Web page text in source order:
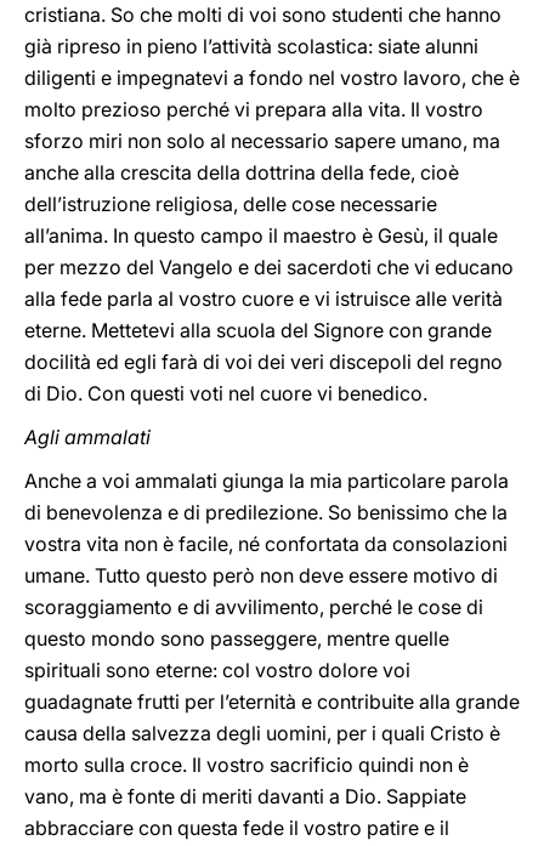
cristiana. So che molti di voi sono studenti che hanno
già ripreso in pieno l’attività scolastica: siate alunni
diligenti e impegnatevi a fondo nel vostro lavoro, che è
molto prezioso perché vi prepara alla vita. Il vostro
sforzo miri non solo al necessario sapere umano, ma
anche alla crescita della dottrina della fede, cioè
dell’istruzione religiosa, delle cose necessarie
all’anima. In questo campo il maestro è Gesù, il quale
per mezzo del Vangelo e dei sacerdoti che vi educano
alla fede parla al vostro cuore e vi istruisce alle verità
eterne. Mettetevi alla scuola del Signore con grande
docilità ed egli farà di voi dei veri discepoli del regno
di Dio. Con questi voti nel cuore vi benedico.
Agli ammalati
Anche a voi ammalati giunga la mia particolare parola
di benevolenza e di predilezione. So benissimo che la
vostra vita non è facile, né confortata da consolazioni
umane. Tutto questo però non deve essere motivo di
scoraggiamento e di avvilimento, perché le cose di
questo mondo sono passeggere, mentre quelle
spirituali sono eterne: col vostro dolore voi
guadagnate frutti per l’eternità e contribuite alla grande
causa della salvezza degli uomini, per i quali Cristo è
morto sulla croce. Il vostro sacrificio quindi non è
vano, ma è fonte di meriti davanti a Dio. Sappiate
abbracciare con questa fede il vostro patire e il